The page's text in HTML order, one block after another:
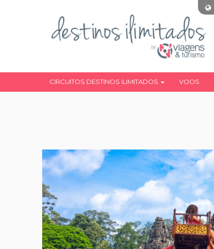
CIRCUITOS DESTINOS ILIMITADOS VOOS